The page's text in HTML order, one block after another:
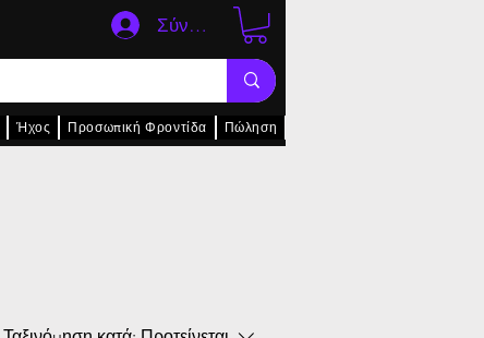
Σύνδεση
Ήχος Προσωπική Φροντίδα Πώληση